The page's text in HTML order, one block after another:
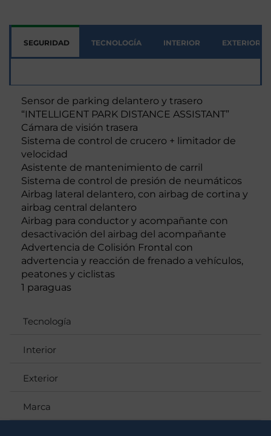
SEGURIDAD TECNOLOGÍA INTERIOR EXTERIOR
Sensor de parking delantero y trasero
“INTELLIGENT PARK DISTANCE ASSISTANT”
Cámara de visión trasera
Sistema de control de crucero + limitador de
velocidad
Asistente de mantenimiento de carril
Sistema de control de presión de neumáticos
Airbag lateral delantero, con airbag de cortina y
airbag central delantero
Airbag para conductor y acompañante con
desactivación del airbag del acompañante
Advertencia de Colisión Frontal con
advertencia y reacción de frenado a vehículos,
peatones y ciclistas
1 paraguas
Tecnología
Interior
Exterior
Marca